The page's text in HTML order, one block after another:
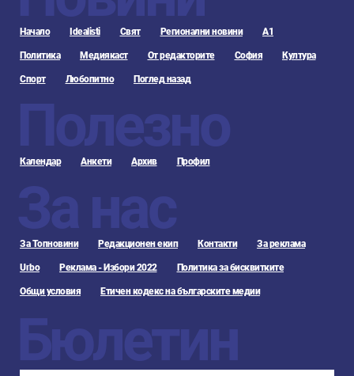
Начало Idealisti Свят Регионални новини А1
Политика Медиякаст От редакторите София Култура
Спорт Любопитно Поглед назад
Полезно
Календар Анкети Архив Профил
За нас
За Топновини Редакционен екип Контакти За реклама
Urbo Реклама - Избори 2022 Политика за бисквитките
Общи условия Етичен кодекс на българските медии
Бюлетин